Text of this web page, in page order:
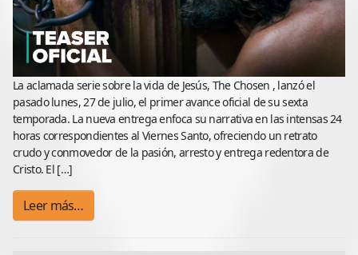
La aclamada serie sobre la vida de Jesús, The Chosen , lanzó el
pasado lunes, 27 de julio, el primer avance oficial de su sexta
temporada. La nueva entrega enfoca su narrativa en las intensas 24
horas correspondientes al Viernes Santo, ofreciendo un retrato
crudo y conmovedor de la pasión, arresto y entrega redentora de
Cristo. El […]
Leer más…